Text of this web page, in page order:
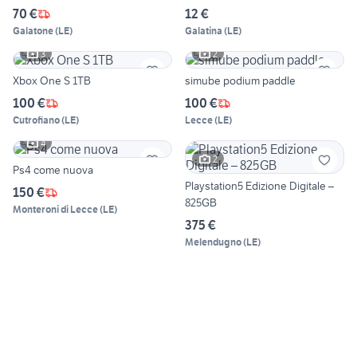
70 €
Galatone(LE)
12 €
Galatina (LE)
3
Xbox One S 1TB
100 €
Cutrofiano(LE)
2
simube podium paddle
100 €
Lecce(LE)
4
Ps4 come nuova
150 €
Monteroni di Lecce(LE)
2
Playstation5 Edizione Digitale –
825GB
375 €
Melendugno(LE)